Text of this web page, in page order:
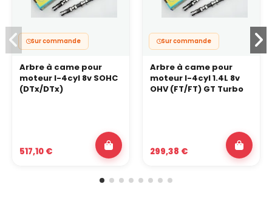
Sur commande
Arbre à came pour
moteur I-4cyl 8v SOHC
(DTx/DTx)
517,10 €
Sur commande
Arbre à came pour
moteur I-4cyl 1.4L 8v
OHV (FT/FT) GT Turbo
299,38 €